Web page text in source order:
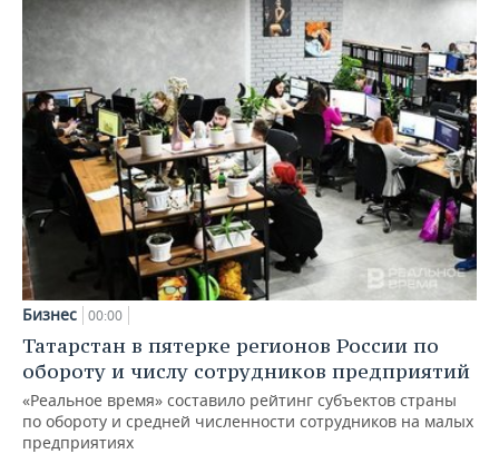
Бизнес 00:00
Татарстан в пятерке регионов России по
обороту и числу сотрудников предприятий
«Реальное время» составило рейтинг субъектов страны
по обороту и средней численности сотрудников на малых
предприятиях